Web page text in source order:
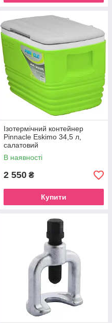
Ізотермічний контейнер
Pinnacle Eskimo 34,5 л,
салатовий
В наявності
2 550 ₴
Купити